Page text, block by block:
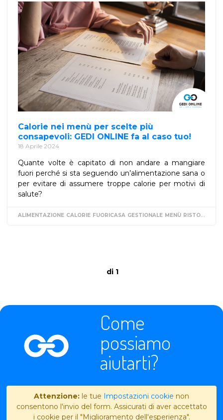
Calorie nei menù per scelte più
consapevoli: GEDI ONLINE fa al caso tuo!
18 Aprile 2024
Quante volte è capitato di non andare a mangiare
fuori perché si sta seguendo un’alimentazione sana o
per evitare di assumere troppe calorie per motivi di
salute?
ALIMENTAZIONE CALORIE FUORICASA GESTIONALE MENÙ RISTORANTE
di 1
Come
possiamo
aiutarti?
Attenzione: le tue Impostazioni cookie non
consentono l'invio del form. Assicurati di aver accettato
i cookie per il "Miglioramento dell'esperienza".